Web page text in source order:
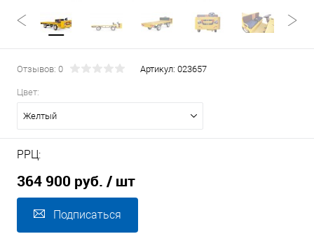
Отзывов: 0 Артикул: 023657
Цвет:
Желтый
РРЦ:
364 900 руб. / шт
Подписаться